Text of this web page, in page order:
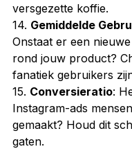
versgezette koffie.
14. Gemiddelde
Onstaat er een
rond jouw product?
fanatiek gebruikers
15. Conversieratio:
Instagram-ads
gemaakt? Houd dit
gaten.